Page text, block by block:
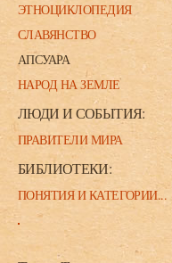
ЭТНОЦИКЛОПЕДИЯ
СЛАВЯНСТВО
АПСУАРА
НАРОД НА ЗЕМЛЕ
ЛЮДИ И СОБЫТИЯ:
ПРАВИТЕЛИ МИРА
БИБЛИОТЕКИ:
ПОНЯТИЯ И КАТЕГОРИИ...